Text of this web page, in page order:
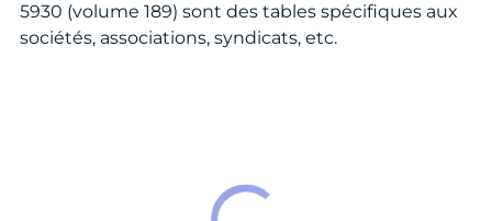
5930 (volume 189) sont des tables spécifiques aux
sociétés, associations, syndicats, etc.